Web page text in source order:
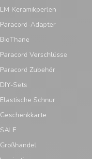
EM-Keramikperlen
Paracord-Adapter
BioThane
Paracord Verschlüsse
Paracord Zubehör
DIY-Sets
Elastische Schnur
Geschenkkarte
SALE
Großhandel